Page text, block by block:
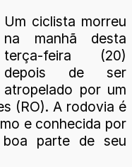
Um ciclista morreu
na manhã desta
terça-feira (20)
depois de ser
atropelado por um
(RO). A rodovia é
e conhecida por
parte de seu